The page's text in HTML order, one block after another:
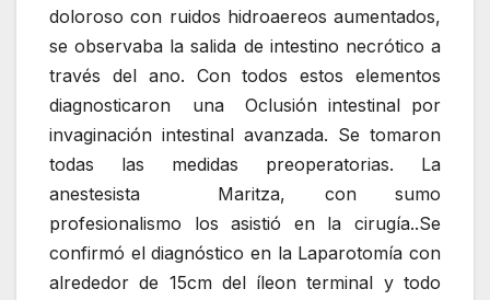
doloroso con ruidos hidroaereos aumentados,
se observaba la salida de intestino necrótico a
través del ano. Con todos estos elementos
diagnosticaron una Oclusión intestinal por
invaginación intestinal avanzada. Se tomaron
todas las medidas preoperatorias. La
anestesista Maritza, con sumo
profesionalismo los asistió en la cirugía..Se
confirmó el diagnóstico en la Laparotomía con
alrededor de 15cm del íleon terminal y todo